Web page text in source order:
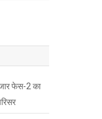
फेस-2 का